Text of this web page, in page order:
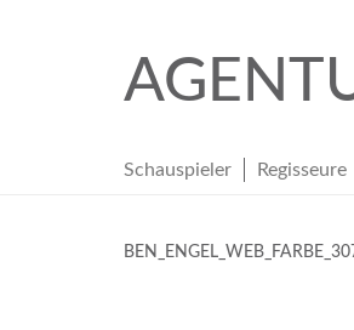
Schauspieler Regisseure